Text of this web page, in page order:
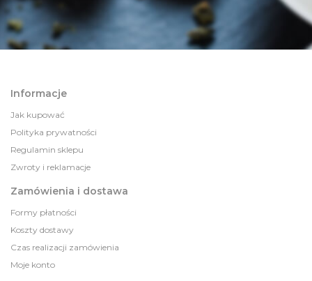
Informacje
Jak kupować
Polityka prywatności
Regulamin sklepu
Zwroty i reklamacje
Zamówienia i dostawa
Formy płatności
Koszty dostawy
Czas realizacji zamówienia
Moje konto